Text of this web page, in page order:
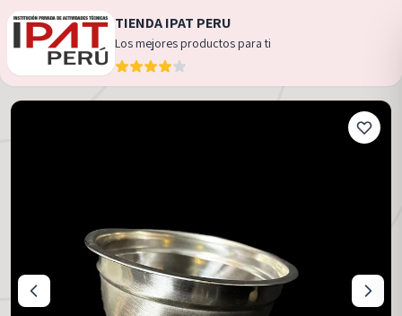
TIENDA IPAT PERU
Los mejores productos para ti